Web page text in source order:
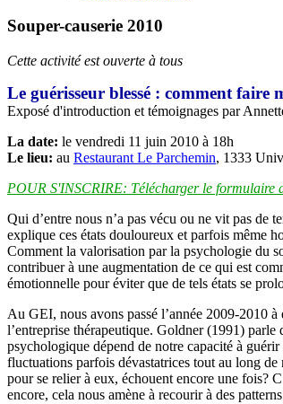
Souper-causerie 2010
Cette activité est ouverte à tous
Le guérisseur blessé : comment
Exposé d'introduction et témoignages par
La date: le vendredi 11 juin 2010 à 18h
Le lieu: au Restaurant Le Parchemin, 1333
POUR S'INSCRIRE: Télécharger le formulaire
Qui d’entre nous n’a pas vécu ou ne vit pas de
explique ces états douloureux et parfois même
Comment la valorisation par la psychologie du
contribuer à une augmentation de ce qui est
émotionnelle pour éviter que de tels états se
Au GEI, nous avons passé l’année 2009-2010
l’entreprise thérapeutique. Goldner (1991) parle
psychologique dépend de notre capacité à
fluctuations parfois dévastatrices tout au long de
pour se relier à eux, échouent encore une fois?
encore, cela nous amène à recourir à des